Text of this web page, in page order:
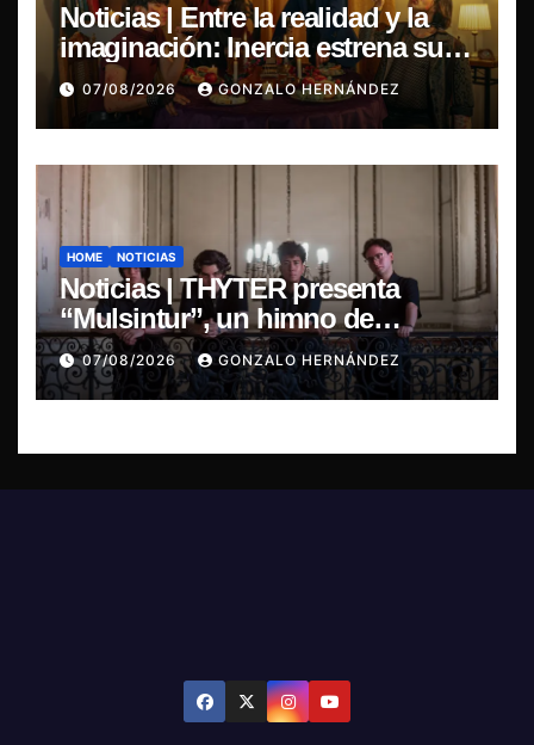
Noticias | Entre la realidad y la
imaginación: Inercia estrena su
primer single “Marilina”
07/08/2026 GONZALO HERNÁNDEZ
HOME NOTICIAS
Noticias | THYTER presenta
“Mulsintur”, un himno de
heavy/power metal inspirado en
Tomás Paniri
07/08/2026 GONZALO HERNÁNDEZ